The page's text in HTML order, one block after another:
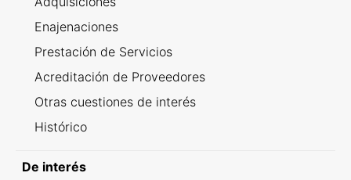
Enajenaciones
Prestación de Servicios
Acreditación de Proveedores
Otras cuestiones de interés
Histórico
De interés